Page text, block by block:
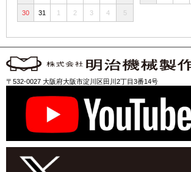
30 31 1 2 3 4 5
〒532-0027 大阪府大阪市淀川区田川2丁目3番14号